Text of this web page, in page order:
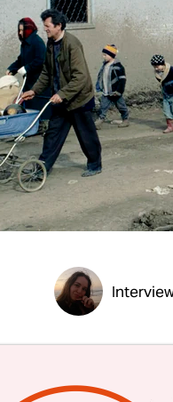
taz: Herr
von